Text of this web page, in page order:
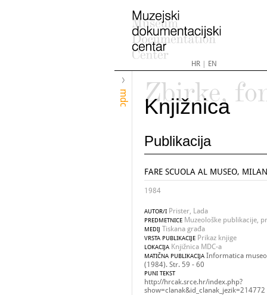
HR| EN
mdc
Zbirke,
Knjižnica
Publikacija
FARE SCUOLA AL MUSEO,
1984
AUTOR/I Prister, Lada
PREDMETNICE Muzeološke publikacije,
MEDIJ Tiskana građa
VRSTA PUBLIKACIJE Prikaz knjige
LOKACIJA Knjižnica MDC-a
MATIČNA PUBLIKACIJA Informatica
(1984). Str. 59 - 60
PUNI TEKST
http://hrcak.srce.hr/index.php?
show=clanak&id_clanak_jezik=214772